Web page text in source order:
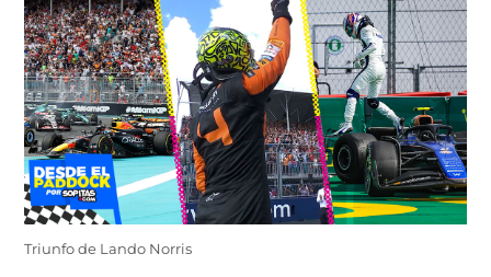
content
Triunfo de Lando Norris